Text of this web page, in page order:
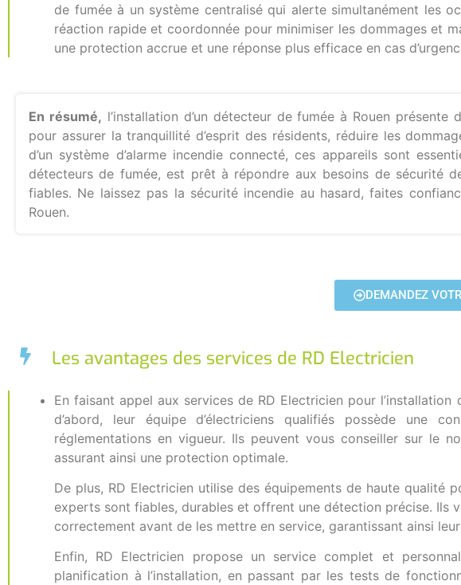
de fumée à un système centralisé qui alerte simultanément les
réaction rapide et coordonnée pour minimiser les dommages et
une protection accrue et une réponse plus efficace en cas
En résumé, l’installation d’un détecteur de fumée à Rouen
pour assurer la tranquillité d’esprit des résidents, réduire les
d’un système d’alarme incendie connecté, ces appareils sont
détecteurs de fumée, est prêt à répondre aux besoins de sécurité
fiables. Ne laissez pas la sécurité incendie au hasard, faites
Rouen.
DEMANDEZ
Les avantages des services de RD Electricien
En faisant appel aux services de RD Electricien pour
d’abord, leur équipe d’électriciens qualifiés possède une
réglementations en vigueur. Ils peuvent vous conseiller sur le
assurant ainsi une protection optimale.
De plus, RD Electricien utilise des équipements de haute qualité
experts sont fiables, durables et offrent une détection précise. Ils
correctement avant de les mettre en service, garantissant ainsi
Enfin, RD Electricien propose un service complet et
planification à l’installation, en passant par les tests de